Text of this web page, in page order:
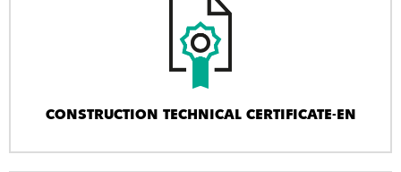
CONSTRUCTION TECHNICAL CERTIFICATE-EN